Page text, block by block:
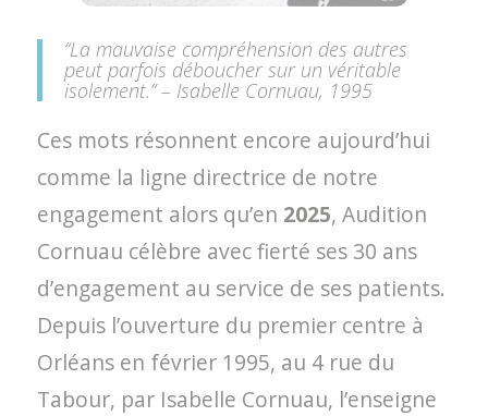
“La mauvaise compréhension des autres
peut parfois déboucher sur un véritable
isolement.” – Isabelle Cornuau, 1995
Ces mots résonnent encore aujourd’hui
comme la ligne directrice de notre
engagement alors qu’en 2025, Audition
Cornuau célèbre avec fierté ses 30 ans
d’engagement au service de ses patients.
Depuis l’ouverture du premier centre à
Orléans en février 1995, au 4 rue du
Tabour, par Isabelle Cornuau, l’enseigne